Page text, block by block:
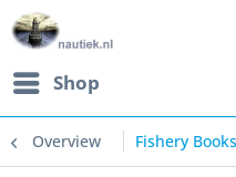
Shop
Overview Fishery Books